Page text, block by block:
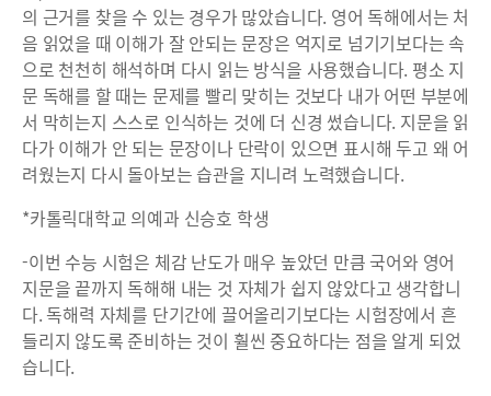
의 근거를 찾을 수 있는 경우가 많았습니다. 영어 독해에서는 처
음 읽었을 때 이해가 잘 안되는 문장은 억지로 넘기기보다는 속
으로 천천히 해석하며 다시 읽는 방식을 사용했습니다. 평소 지
문 독해를 할 때는 문제를 빨리 맞히는 것보다 내가 어떤 부분에
서 막히는지 스스로 인식하는 것에 더 신경 썼습니다. 지문을 읽
다가 이해가 안 되는 문장이나 단락이 있으면 표시해 두고 왜 어
려웠는지 다시 돌아보는 습관을 지니려 노력했습니다.
*카톨릭대학교 의예과 신승호 학생
-이번 수능 시험은 체감 난도가 매우 높았던 만큼 국어와 영어
지문을 끝까지 독해해 내는 것 자체가 쉽지 않았다고 생각합니
다. 독해력 자체를 단기간에 끌어올리기보다는 시험장에서 흔
들리지 않도록 준비하는 것이 훨씬 중요하다는 점을 알게 되었
습니다.